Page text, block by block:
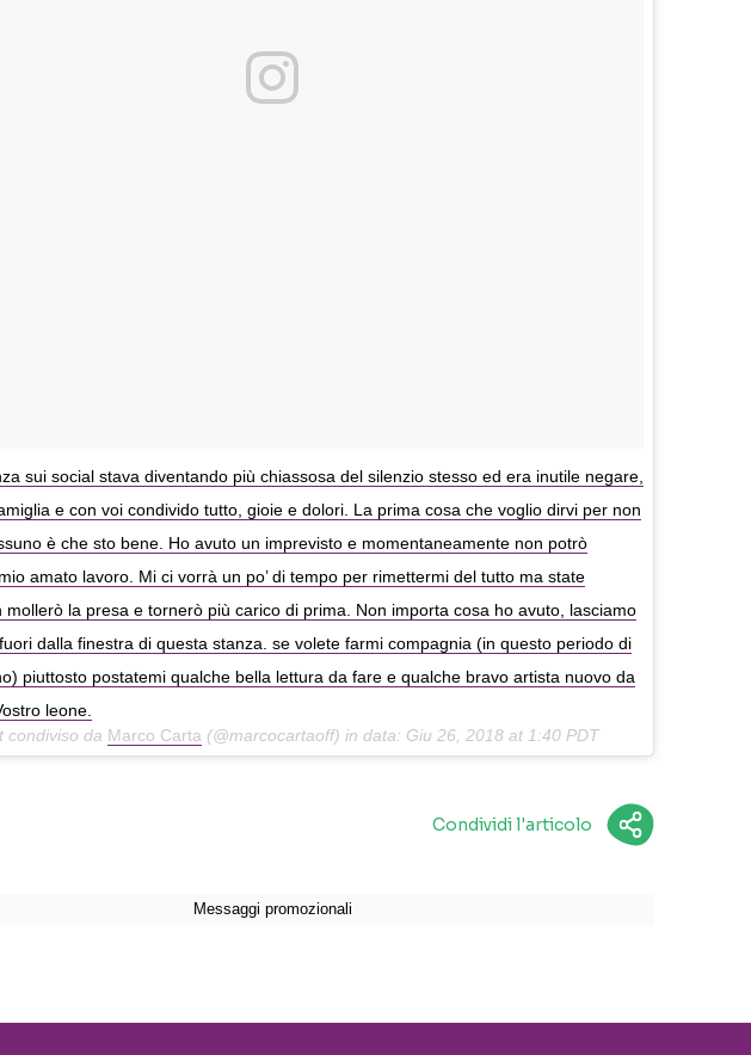
sui social stava diventando più chiassosa del silenzio stesso ed era inutile negare,
e con voi condivido tutto, gioie e dolori. La prima cosa che voglio dirvi per non
è che sto bene. Ho avuto un imprevisto e momentaneamente non potrò
amato lavoro. Mi ci vorrà un po’ di tempo per rimettermi del tutto ma state
mollerò la presa e tornerò più carico di prima. Non importa cosa ho avuto, lasciamo
dalla finestra di questa stanza. se volete farmi compagnia (in questo periodo di
piuttosto postatemi qualche bella lettura da fare e qualche bravo artista nuovo da
leone.
condiviso da Marco Carta (@marcocartaoff) in data: Giu 26, 2018 at 1:40 PDT
Condividi l'articolo